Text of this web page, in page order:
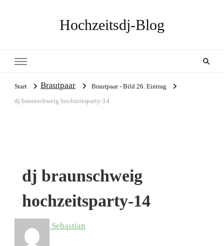
Hochzeitsdj-Blog
Start Brautpaar
Brautpaar - Bild 26. Eintrag
dj braunschweig hochzeitsparty-14
dj braunschweig
hochzeitsparty-14
Sebastian